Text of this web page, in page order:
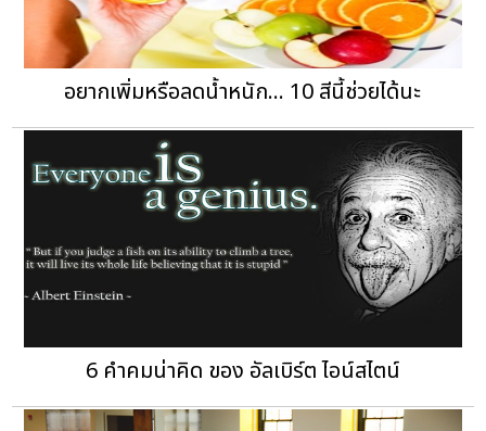
อยากเพิ่มหรือลดน้ำหนัก... 10 สีนี้ช่วยได้นะ
6 คำคมน่าคิด ของ อัลเบิร์ต ไอน์สไตน์